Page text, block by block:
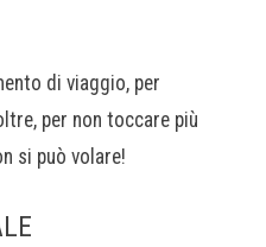
di viaggio, per
per non toccare più
si può volare!